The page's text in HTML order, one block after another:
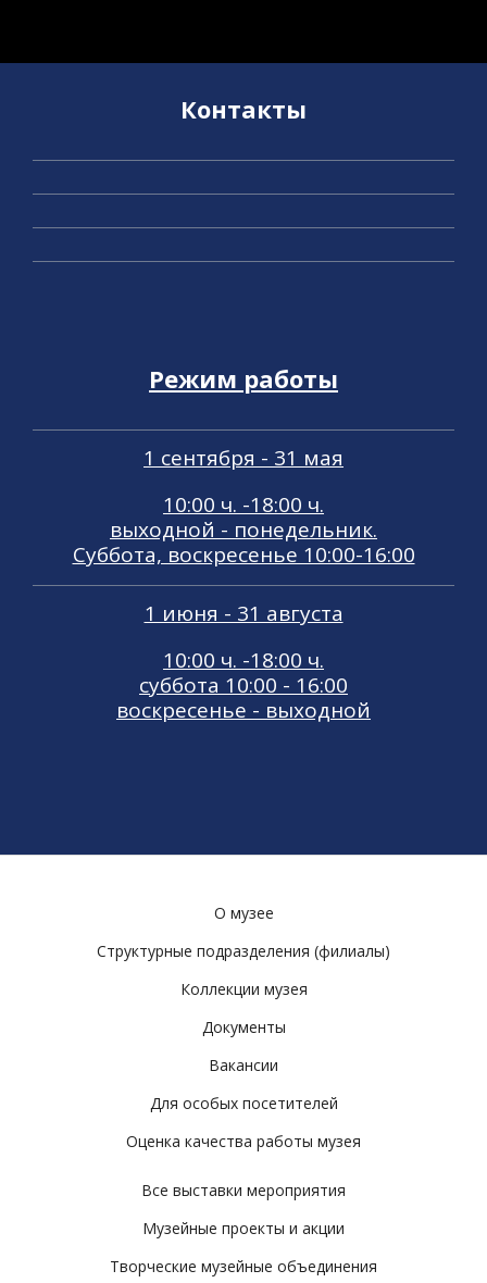
Контакты
Режим работы
1 сентября - 31 мая
10:00 ч. -18:00 ч.
выходной - понедельник.
Суббота, воскресенье 10:00-16:00
1 июня - 31 августа
10:00 ч. -18:00 ч.
суббота 10:00 - 16:00
воскресенье - выходной
О музее
Структурные подразделения (филиалы)
Коллекции музея
Документы
Вакансии
Для особых посетителей
Оценка качества работы музея
Все выставки мероприятия
Музейные проекты и акции
Творческие музейные объединения